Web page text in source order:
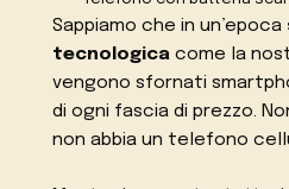
Sappiamo che in un’epoca
tecnologica come la
vengono sfornati
di ogni fascia di prezzo.
non abbia un telefono